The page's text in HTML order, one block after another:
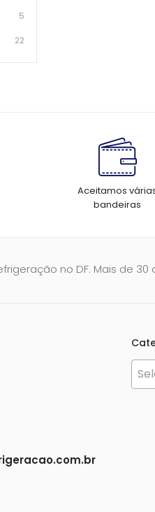
5
22
Aceitamos
bandeiras
no DF. Mais de